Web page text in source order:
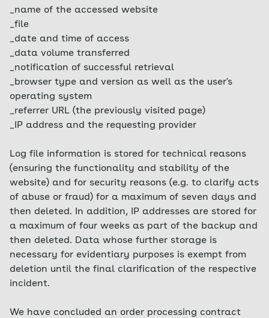
_name of the accessed website
_file
_date and time of access
_data volume transferred
_notification of successful retrieval
_browser type and version as well as the user's
operating system
_referrer URL (the previously visited page)
_IP address and the requesting provider
Log file information is stored for technical reasons
(ensuring the functionality and stability of the
website) and for security reasons (e.g. to clarify acts
of abuse or fraud) for a maximum of seven days and
then deleted. In addition, IP addresses are stored for
a maximum of four weeks as part of the backup and
then deleted. Data whose further storage is
necessary for evidentiary purposes is exempt from
deletion until the final clarification of the respective
incident.
We have concluded an order processing contract